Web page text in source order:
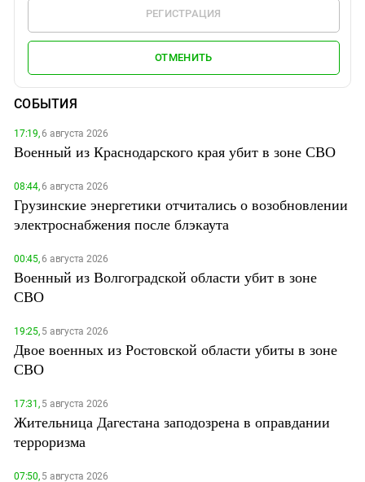
РЕГИСТРАЦИЯ
ОТМЕНИТЬ
СОБЫТИЯ
17:19,6 августа 2026
Военный из Краснодарского края убит в зоне СВО
08:44,6 августа 2026
Грузинские энергетики отчитались о возобновлении
электроснабжения после блэкаута
00:45,6 августа 2026
Военный из Волгоградской области убит в зоне
СВО
19:25,5 августа 2026
Двое военных из Ростовской области убиты в зоне
СВО
17:31,5 августа 2026
Жительница Дагестана заподозрена в оправдании
терроризма
07:50,5 августа 2026